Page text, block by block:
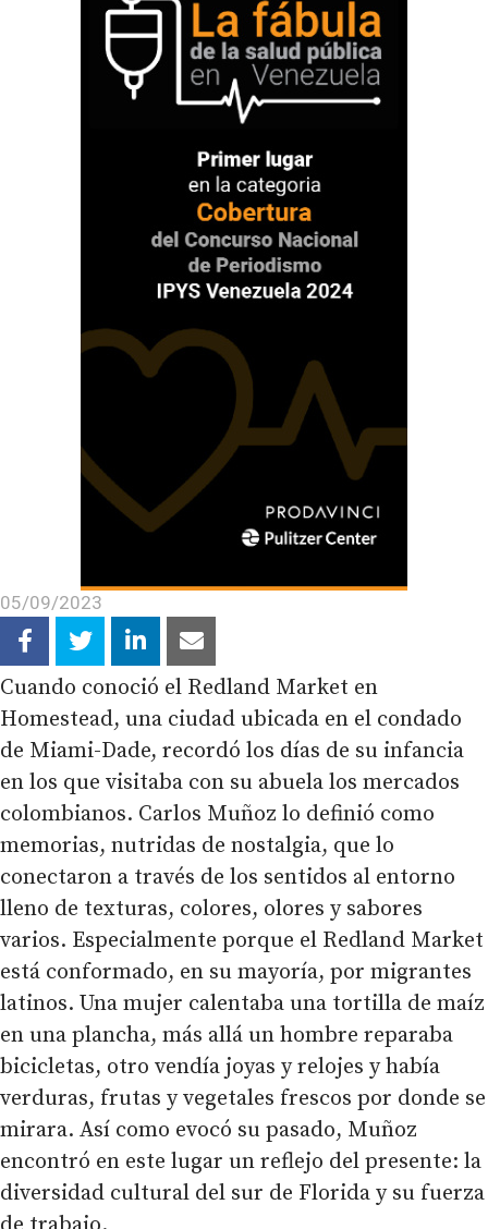
05/09/2023
Cuando conoció el Redland Market en
Homestead, una ciudad ubicada en el condado
de Miami-Dade, recordó los días de su infancia
en los que visitaba con su abuela los mercados
colombianos. Carlos Muñoz lo definió como
memorias, nutridas de nostalgia, que lo
conectaron a través de los sentidos al entorno
lleno de texturas, colores, olores y sabores
varios. Especialmente porque el Redland Market
está conformado, en su mayoría, por migrantes
latinos. Una mujer calentaba una tortilla de maíz
en una plancha, más allá un hombre reparaba
bicicletas, otro vendía joyas y relojes y había
verduras, frutas y vegetales frescos por donde se
mirara. Así como evocó su pasado, Muñoz
encontró en este lugar un reflejo del presente: la
diversidad cultural del sur de Florida y su fuerza